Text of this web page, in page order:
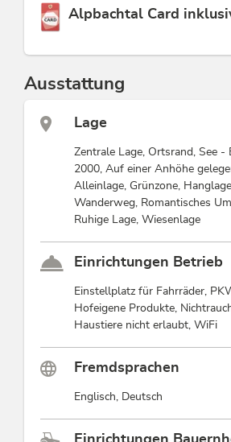
Diese Unterkunft ist
Alpbachtal Card
Ausstattung
Lage
Zentrale Lage, Ortsrand, See -
2000, Auf einer Anhöhe
Alleinlage, Grünzone,
Wanderweg, Romantisches
Ruhige Lage, Wiesenlage
Einrichtungen Betrieb
Einstellplatz für Fahrräder,
Hofeigene Produkte,
Haustiere nicht erlaubt, WiFi
Fremdsprachen
Englisch, Deutsch